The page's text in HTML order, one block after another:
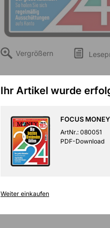
Vergrößern
Ihr Artikel wurde
FOCUS
ArtNr.: 080051
PDF-Download
Weiter einkaufen